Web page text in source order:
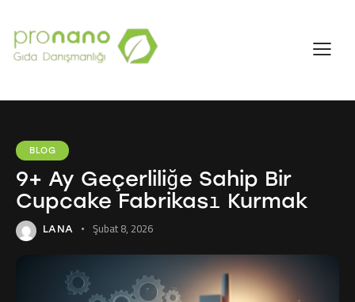
BLOG
9+ Ay Geçerliliğe Sahip Bir
Cupcake Fabrikası Kurmak
LANA Şubat 8, 2026